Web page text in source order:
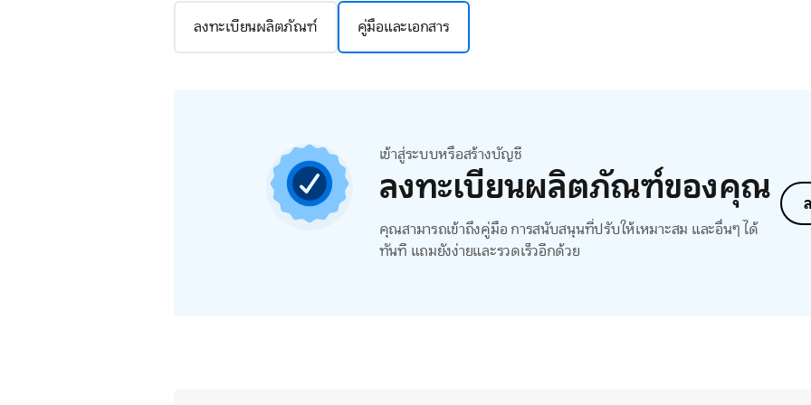
ลงทะเบียนผลิตภัณฑ์ คู่มือและเอกสาร
เข้าสู่ระบบหรือสร้างบัญชี
ลงทะเบียนผลิตภัณฑ์ของคุณ
คุณสามารถเข้าถึงคู่มือ การสนับสนุนที่ปรับให้เหมาะสม และอื่นๆ ได้
ทันที แถมยังง่ายและรวดเร็วอีกด้วย